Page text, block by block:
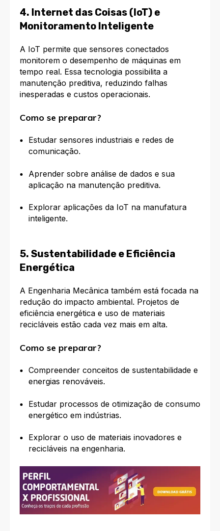
4. Internet das Coisas (IoT) e
Monitoramento Inteligente
A IoT permite que sensores conectados
monitorem o desempenho de máquinas em
tempo real. Essa tecnologia possibilita a
manutenção preditiva, reduzindo falhas
inesperadas e custos operacionais.
Como se preparar?
Estudar sensores industriais e redes de
comunicação.
Aprender sobre análise de dados e sua
aplicação na manutenção preditiva.
Explorar aplicações da IoT na manufatura
inteligente.
5. Sustentabilidade e Eficiência
Energética
A Engenharia Mecânica também está focada na
redução do impacto ambiental. Projetos de
eficiência energética e uso de materiais
recicláveis estão cada vez mais em alta.
Como se preparar?
Compreender conceitos de sustentabilidade e
energias renováveis.
Estudar processos de otimização de consumo
energético em indústrias.
Explorar o uso de materiais inovadores e
recicláveis na engenharia.